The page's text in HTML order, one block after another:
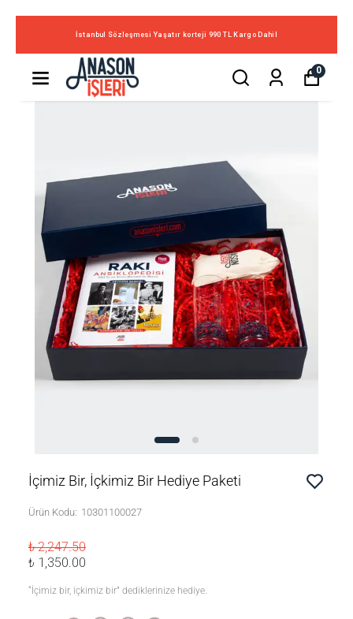
İstanbul Sözleşmesi Yaşatır korteji 990 TL Kargo Dahil
0
İçimiz Bir, İçkimiz Bir Hediye Paketi
Ürün Kodu: 10301100027
₺ 2,247.50
₺ 1,350.00
“İçimiz bir, içkimiz bir” dediklerinize hediye.